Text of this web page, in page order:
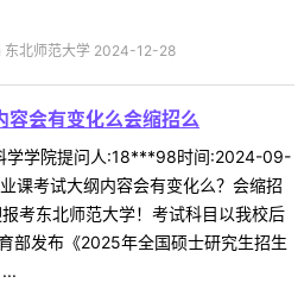
东北师范大学 2024-12-28
容会有变化么会缩招么
学学院提问人:18***98时间:2024-09-
课考试大纲内容会有变化么？会缩招
考东北师范大学！考试科目以我校后
部发布《2025年全国硕士研究生招生